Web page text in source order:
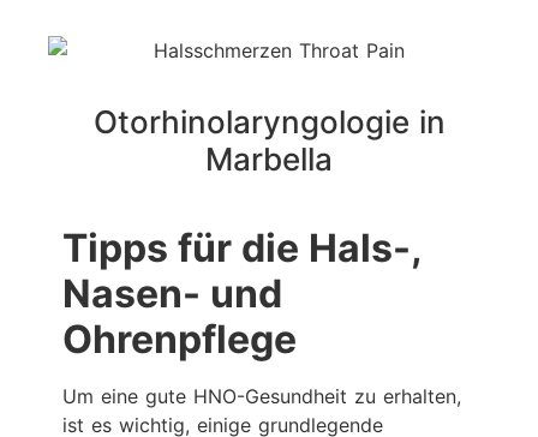
Otorhinolaryngologie in
Marbella
Tipps für die Hals-,
Nasen- und
Ohrenpflege
Um eine gute HNO-Gesundheit zu erhalten,
ist es wichtig, einige grundlegende